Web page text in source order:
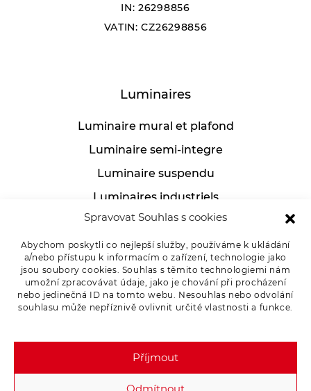
Spravovat Souhlas s cookies
Abychom poskytli co nejlepší služby, používáme k ukládání
a/nebo přístupu k informacím o zařízení, technologie jako
jsou soubory cookies. Souhlas s těmito technologiemi nám
umožní zpracovávat údaje, jako je chování při procházení
nebo jedinečná ID na tomto webu. Nesouhlas nebo odvolání
souhlasu může nepříznivě ovlivnit určité vlastnosti a funkce.
Příjmout
Odmítnout
IN: 26298856
VATIN: CZ26298856
Luminaires
Luminaire mural et plafond
Luminaire semi-integre
Luminaire suspendu
Luminaires industriels
Lampe de table
Pour les clients
Marchandises de réclamation